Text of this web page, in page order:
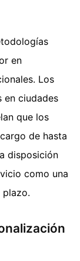
en
Los
en ciudades
que los
de hasta
disposición
como una
plazo.